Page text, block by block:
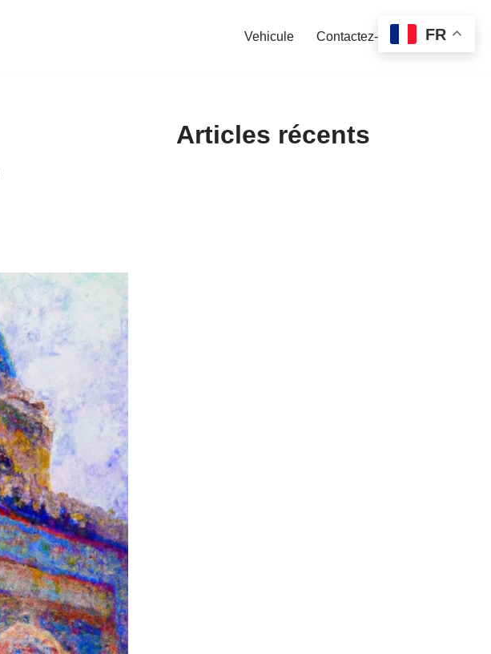
Vehicule Contactez-nous
Articles récents
FR